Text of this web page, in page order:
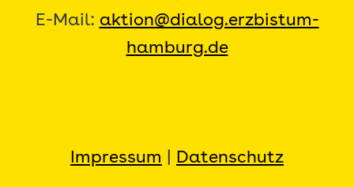
E-Mail: aktion@dialog.erzbistum-
hamburg.de
Impressum Datenschutz